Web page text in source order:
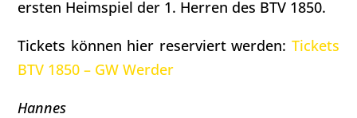
ersten Heimspiel der 1. Herren des BTV 1850.
Tickets können hier reserviert werden: Tickets
BTV 1850 – GW Werder
Hannes